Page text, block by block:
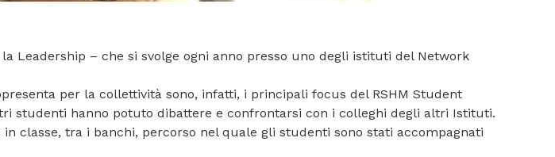
Leadership – che si svolge ogni anno presso uno degli istituti del Network
per la collettività sono, infatti, i principali focus del RSHM Student
studenti hanno potuto dibattere e confrontarsi con i colleghi degli altri Istituti.
classe, tra i banchi, percorso nel quale gli studenti sono stati accompagnati